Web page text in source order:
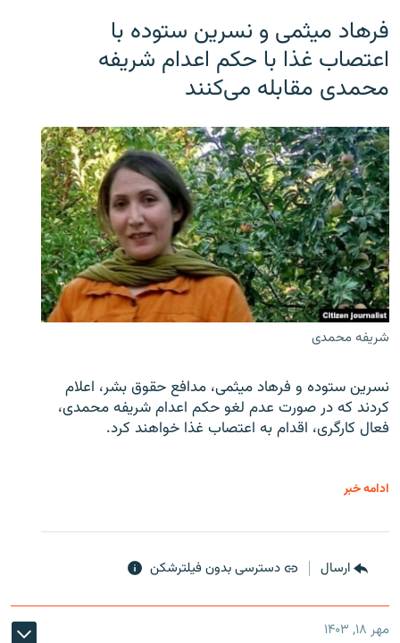
فرهاد میثمی و نسرین ستوده با
اعتصاب غذا با حکم اعدام شریفه
محمدی مقابله می‌کنند
شریفه محمدی
نسرین ستوده و فرهاد میثمی، مدافع حقوق بشر، اعلام
کردند که در صورت عدم لغو حکم اعدام شریفه محمدی،
فعال کارگری، اقدام به اعتصاب غذا خواهند کرد.
ادامه خبر
ارسال دسترسی بدون فیلترشکن
مهر ۱۸, ۱۴۰۳